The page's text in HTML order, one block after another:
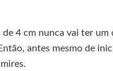
4 cm nunca vai ter
antes mesmo de